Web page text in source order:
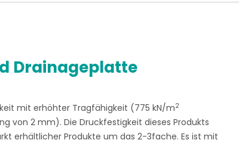
Drainageplatte
mit erhöhter Tragfähigkeit (775 kN/m2
von 2 mm). Die Druckfestigkeit dieses Produkts
erhältlicher Produkte um das 2-3fache. Es ist mit